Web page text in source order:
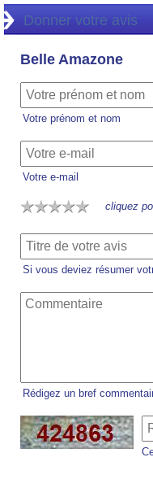
Donner votre avis
Belle Amazone
Votre prénom et nom
Votre e-mail
cliquez
Si vous deviez résumer
Rédigez un bref